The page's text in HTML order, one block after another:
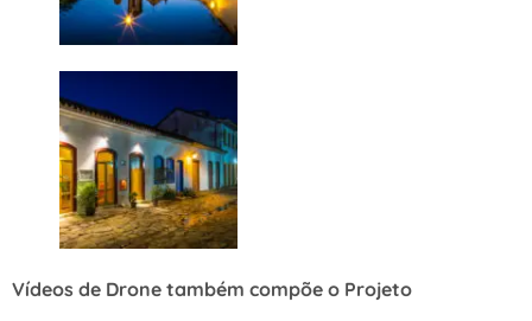
Vídeos de Drone também compõe o Projeto